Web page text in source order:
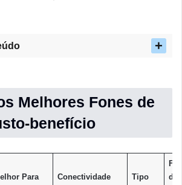
Melhores Fones de
benefício
Para Conectividade Tipo
de